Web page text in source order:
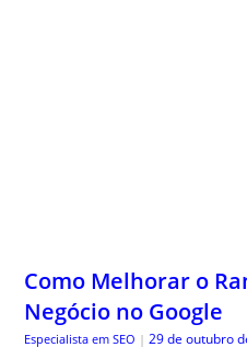
Como Melhorar o
Negócio no Google
Especialista em SEO | 29 de outubro